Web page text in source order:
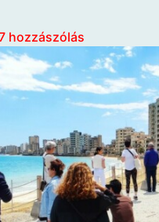
hozzászólás